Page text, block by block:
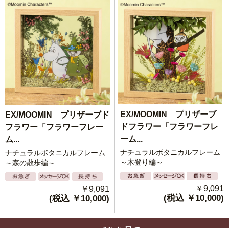
EX/MOOMIN プリザーブド
フラワー「フラワーフレー
ム...
ナチュラルボタニカルフレーム
～森の散歩編～
￥9,091
(税込 ￥10,000)
EX/MOOMIN プリザーブ
ドフラワー「フラワーフレ
ーム...
ナチュラルボタニカルフレーム
～木登り編～
￥9,091
(税込 ￥10,000)